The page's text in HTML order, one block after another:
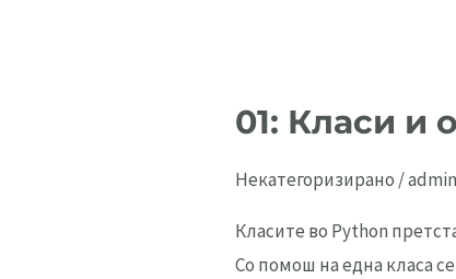
01: Класи и
Некатегоризирано /admin
Класите во Python
Со помош на една класа